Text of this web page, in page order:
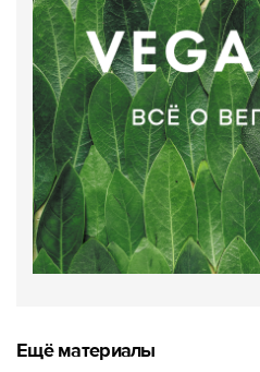
Ещё материалы